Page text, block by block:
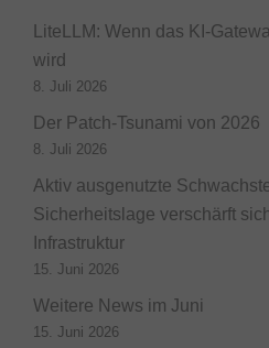
LiteLLM: Wenn das KI-
wird
8. Juli 2026
Der Patch-Tsunami von 2026
8. Juli 2026
Aktiv ausgenutzte
Sicherheitslage verschärft
Infrastruktur
15. Juni 2026
Weitere News im Juni
15. Juni 2026